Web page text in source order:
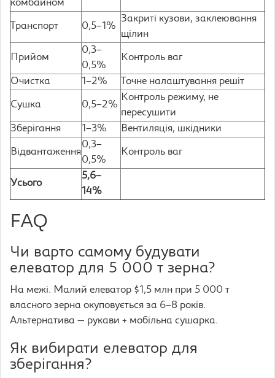
комбайном
Транспорт 0,5–1%
Закриті кузови, заклеювання
щілин
Прийом
0,3–
0,5%
Контроль ваг
Очистка 1–2% Точне налаштування решіт
Сушка 0,5–2%
Контроль режиму, не
пересушити
Зберігання
1–3% Вентиляція, шкідники
Відвантаження
0,3–
0,5%
Контроль ваг
Усього
5,6–
14%
FAQ
Чи варто самому будувати
елеватор для 5 000 т зерна?
На межі. Малий елеватор $1,5 млн при 5 000 т
власного зерна окуповується за 6–8 років.
Альтернатива — рукави + мобільна сушарка.
Як вибирати елеватор для
зберігання?